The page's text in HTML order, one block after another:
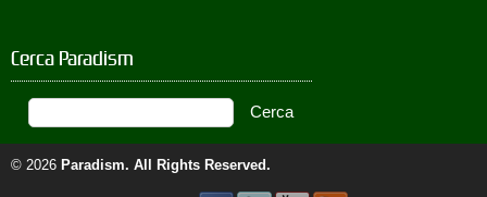
Cerca Paradism
© 2026 Paradism. All Rights Reserved.